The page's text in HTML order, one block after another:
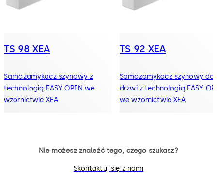
TS 98 XEA
Samozamykacz szynowy z
technologią EASY OPEN we
wzornictwie XEA
TS 92 XEA
Samozamykacz szynowy do
drzwi z technologią EASY
we wzornictwie XEA
Nie możesz znaleźć tego, czego szukasz?
Skontaktuj się z nami